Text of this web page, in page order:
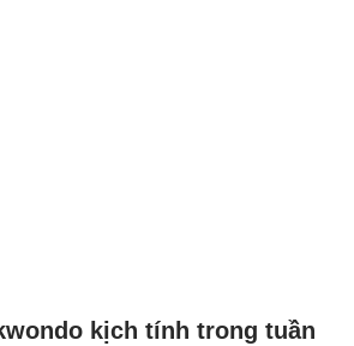
kịch tính trong tuần